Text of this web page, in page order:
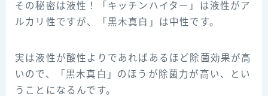
その秘密は液性！「キッチンハイター」は液性がア
ルカリ性ですが、「黒木真白」は中性です。
実は液性が酸性よりであればあるほど除菌効果が高
いので、「黒木真白」のほうが除菌力が高い、とい
うことになるんです。